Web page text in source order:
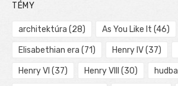
TÉMY
architektúra (28) As You Like It (46)
Elisabethian era (71) Henry IV(37)
Henry VI (37) Henry VIII (30) hudba